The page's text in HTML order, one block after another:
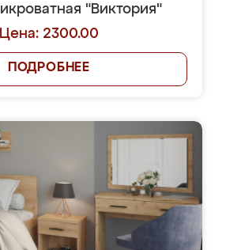
"Виктория"
Цена: 2300.00
ПОДРОБНЕЕ